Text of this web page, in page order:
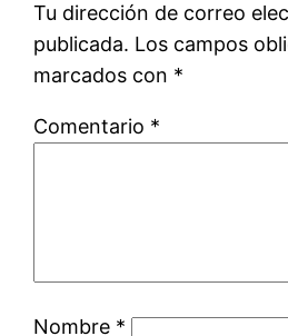
Tu dirección de correo
publicada. Los campos
marcados con *
Comentario *
Nombre *